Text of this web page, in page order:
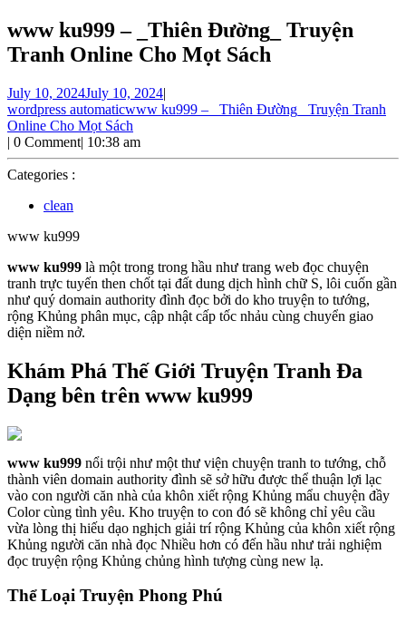
www ku999 – _Thiên Đường_ Truyện
Tranh Online Cho Mọt Sách
July 10, 2024July 10, 2024|
wordpress automaticwww ku999 – _Thiên Đường_ Truyện Tranh
Online Cho Mọt Sách
| 0 Comment| 10:38 am
Categories :
clean
www ku999
www ku999 là một trong trong hầu như trang web đọc chuyện
tranh trực tuyến then chốt tại đất dung dịch hình chữ S, lôi cuốn gần
như quý domain authority đình đọc bởi do kho truyện to tướng,
rộng Khủng phân mục, cập nhật cấp tốc nhảu cùng chuyển giao
diện niềm nở.
Khám Phá Thế Giới Truyện Tranh Đa
Dạng bên trên www ku999
www ku999 nổi trội như một thư viện chuyện tranh to tướng, chỗ
thành viên domain authority đình sẽ sở hữu được thể thuận lợi lạc
vào con người căn nhà của khôn xiết rộng Khủng mẩu chuyện đầy
Color cùng tình yêu. Kho truyện to con đó sẽ không chỉ yêu cầu
vừa lòng thị hiếu dạo nghịch giải trí rộng Khủng của khôn xiết rộng
Khủng người căn nhà đọc Nhiều hơn có đến hầu như trải nghiệm
đọc truyện rộng Khủng chủng hình tượng cùng new lạ.
Thể Loại Truyện Phong Phú